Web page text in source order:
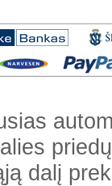
dalį